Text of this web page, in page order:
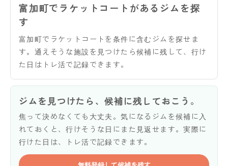
富加町でラケットコートがあるジムを探
す
富加町でラケットコートを条件に含むジムを探せま
す。通えそうな施設を見つけたら候補に残して、行け
た日はトレ活で記録できます。
ジムを見つけたら、候補に残しておこう。
焦って決めなくても大丈夫。気になるジムを候補に入
れておくと、行けそうな日にまた見返せます。実際に
行けた日は、トレ活で記録できます。